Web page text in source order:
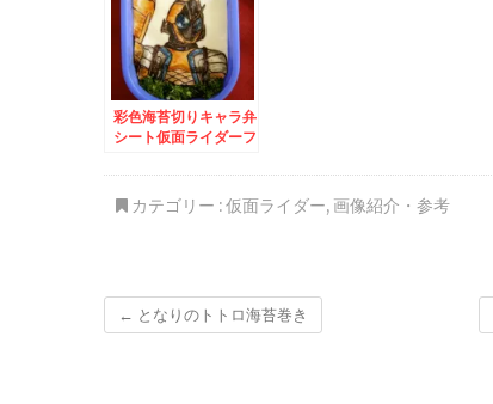
彩色海苔切りキャラ弁
シート仮面ライダーフ
イツ
カテゴリー :仮面ライダー, 画像紹介・参考
← となりのトトロ海苔巻き